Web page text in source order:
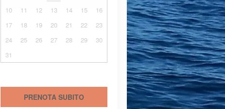
10
11 12 13 14 15
16
17
18 19 20 21 22
23
24
25 26 27 28 29
30
31
PRENOTA SUBITO